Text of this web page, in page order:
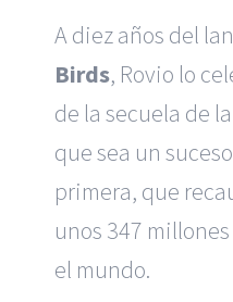
A diez años del
Birds, Rovio lo
de la secuela de
que sea un
primera, que
unos 347
el mundo.